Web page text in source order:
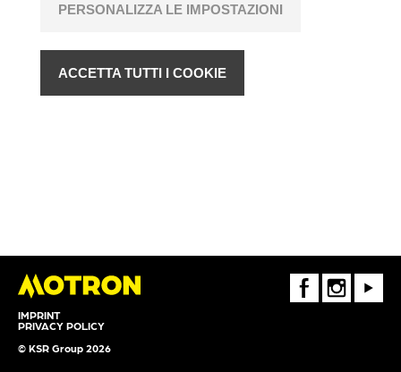
IMPRINT
PRIVACY POLICY
© KSR Group 2026
FaceBookInstagramYoutube
PERSONALIZZA LE IMPOSTAZIONI
ACCETTA TUTTI I COOKIE